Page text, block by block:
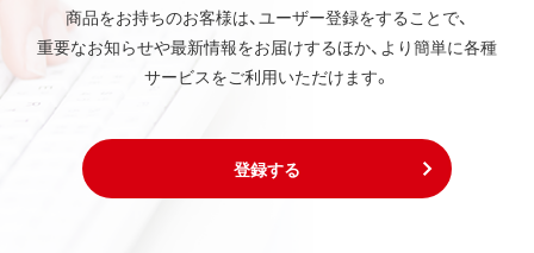
商品をお持ちのお客様は、ユーザー登録をすることで、
重要なお知らせや最新情報をお届けするほか、より簡単に各種
サービスをご利用いただけます。
登録する